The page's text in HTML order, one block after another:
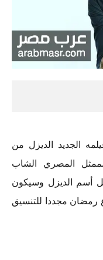
الجديد الديزل من
المصري الشاب
أسم الديزل وسيكون
رمضان مجددا للتنسيق